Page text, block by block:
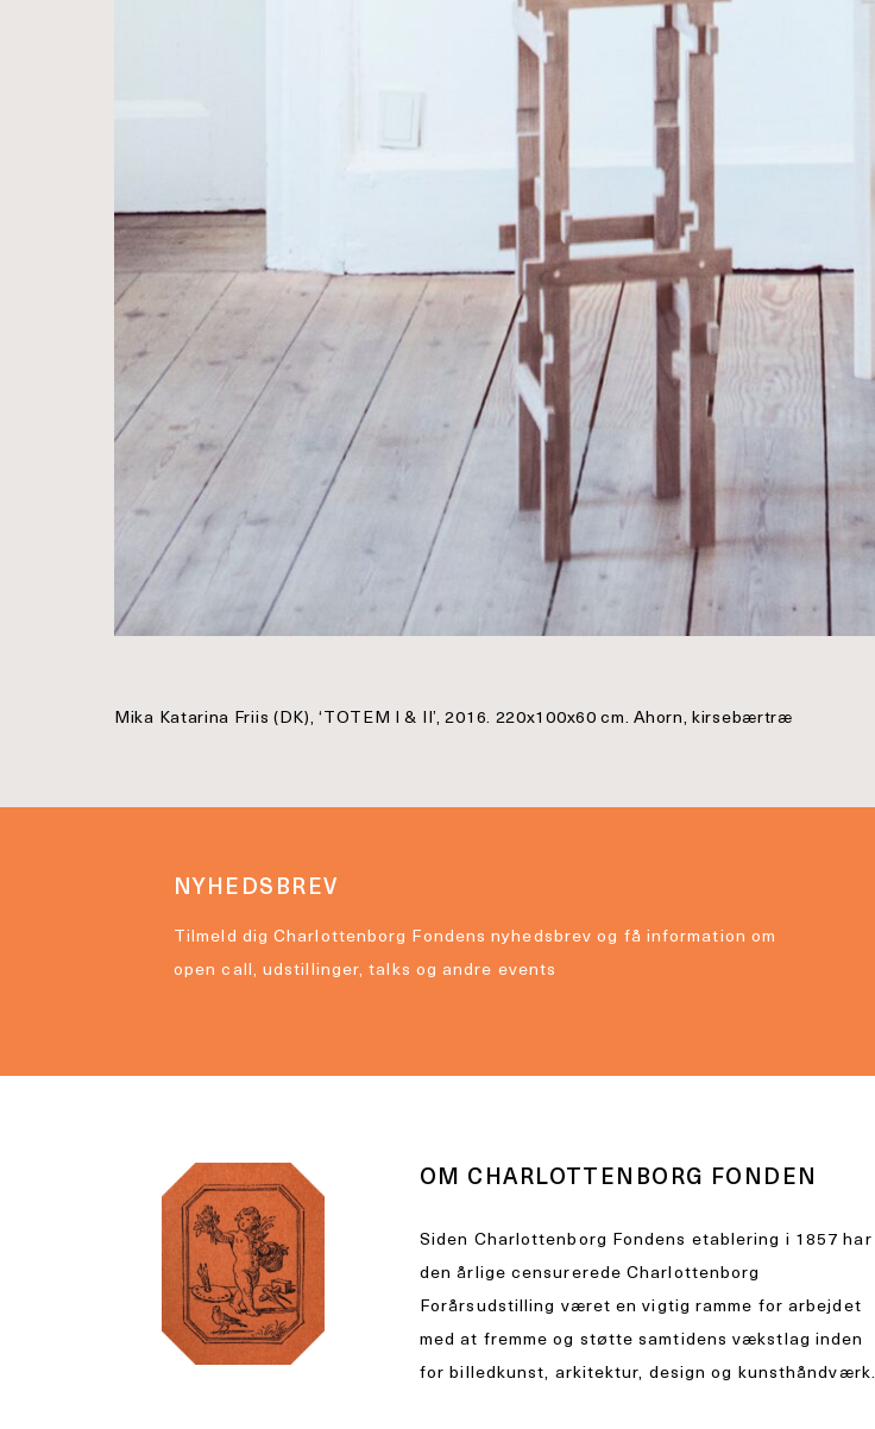
Mika Katarina Friis (DK), ‘TOTEM I & II’, 2016. 220x100x60 cm. Ahorn, kirsebærtræ
NYHEDSBREV
Tilmeld dig Charlottenborg Fondens nyhedsbrev og få information om
open call, udstillinger, talks og andre events
OM CHARLOTTENBORG FONDEN
Siden Charlottenborg Fondens etablering i 1857 har
den årlige censurerede Charlottenborg
Forårsudstilling været en vigtig ramme for arbejdet
med at fremme og støtte samtidens vækstlag inden
for billedkunst, arkitektur, design og kunsthåndværk.